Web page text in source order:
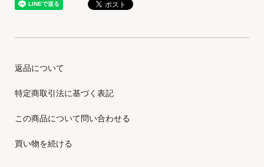
返品について
特定商取引法に基づく表記
この商品について問い合わせる
買い物を続ける